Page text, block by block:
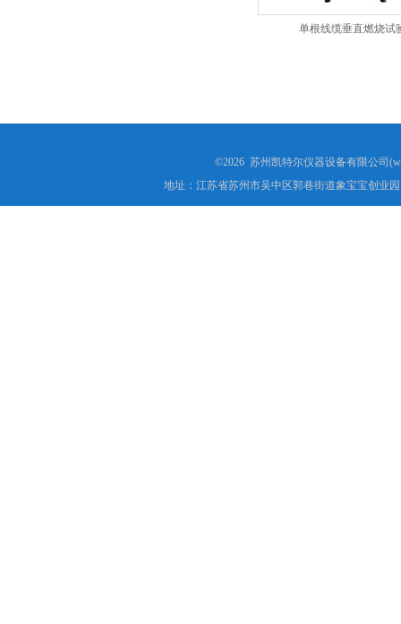
单根线缆垂直燃烧试
©2026 苏州凯特尔仪器设备有限公司
地址：江苏省苏州市吴中区郭巷街道象宝宝创业